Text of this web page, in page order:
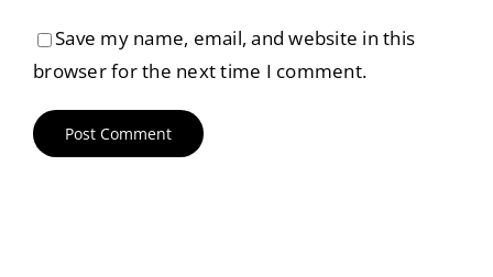
Save my name, email, and website in this
browser for the next time I comment.